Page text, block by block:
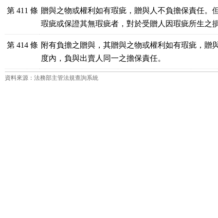
第 411 條 贈與之物或權利如有瑕疵，贈與人不負擔保責任。
瑕疵或保證其無瑕疵者，對於受贈人因瑕疵所生之
第 414 條 附有負擔之贈與，其贈與之物或權利如有瑕疵，贈
度內，負與出賣人同一之擔保責任。
資料來源：法務部主管法規查詢系統